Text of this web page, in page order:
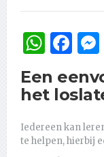
Een
het
Iedereen kan
te helpen, hierbij